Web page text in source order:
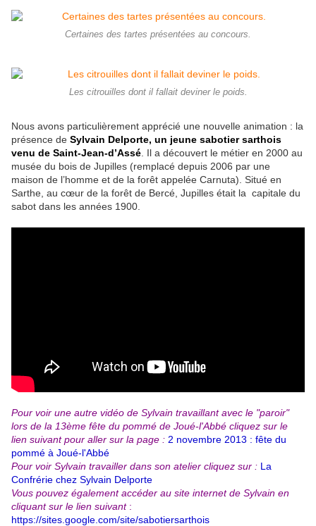
Certaines des tartes présentées au concours.
Les citrouilles dont il fallait deviner le poids.
Nous avons particulièrement apprécié une nouvelle animation : la
présence de Sylvain Delporte, un jeune sabotier sarthois
venu de Saint-Jean-d’Assé . Il a découvert le métier en 2000 au
musée du bois de Jupilles (remplacé depuis 2006 par une
maison de l’homme et de la forêt appelée Carnuta). Situé en
Sarthe, au cœur de la forêt de Bercé, Jupilles était la capitale du
sabot dans les années 1900.
Pour voir une autre vidéo de Sylvain travaillant avec le "paroir"
lors de la 13ème fête du pommé de Joué-l'Abbé cliquez sur le
lien suivant pour aller sur la page : 2 novembre 2013 : fête du
pommé à Joué-l'Abbé
Pour voir Sylvain travailler dans son atelier cliquez sur : La
Confrérie chez Sylvain Delporte
Vous pouvez également accéder au site internet de Sylvain en
cliquant sur le lien suivant :
https://sites.google.com/site/sabotiersarthois